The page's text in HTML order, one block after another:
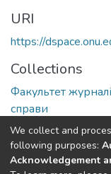
URI
https://
Collections
Факультет
справи
Full item page
We collect and
following purposes:
Acknowledgement